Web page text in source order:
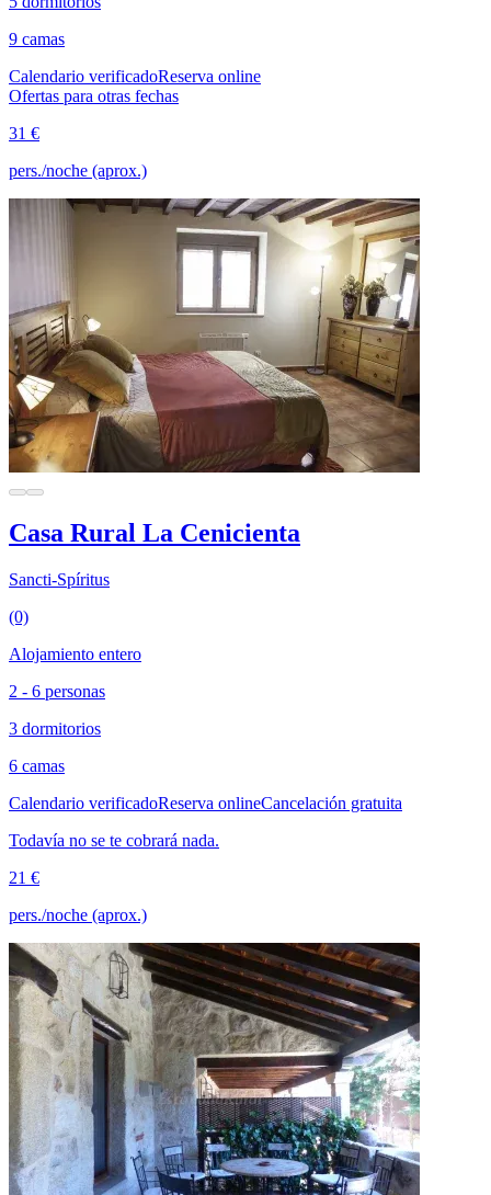
9 camas
Calendario verificadoReserva online
Ofertas para otras fechas
31 €
pers./noche (aprox.)
Casa Rural La Cenicienta
Sancti-Spíritus
(0)
Alojamiento entero
2 - 6 personas
3 dormitorios
6 camas
Calendario verificadoReserva onlineCancelación gratuita
Todavía no se te cobrará nada.
21 €
pers./noche (aprox.)